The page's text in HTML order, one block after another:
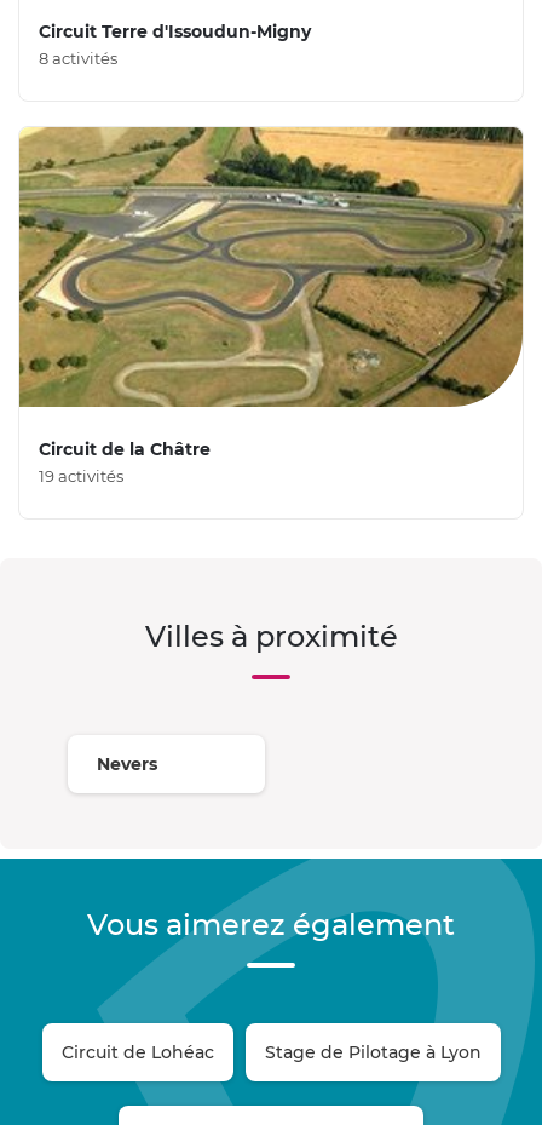
Circuit Terre d'Issoudun-Migny
8 activités
Circuit de la Châtre
19 activités
Villes à proximité
Nevers
Vous aimerez également
Circuit de Lohéac Stage de Pilotage à Lyon